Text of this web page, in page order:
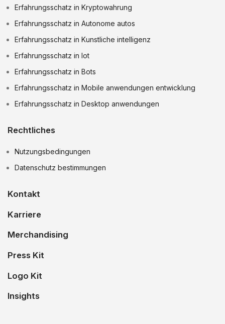
Erfahrungsschatz in Kryptowahrung
Erfahrungsschatz in Autonome autos
Erfahrungsschatz in Kunstliche intelligenz
Erfahrungsschatz in Iot
Erfahrungsschatz in Bots
Erfahrungsschatz in Mobile anwendungen entwicklung
Erfahrungsschatz in Desktop anwendungen
Rechtliches
Nutzungsbedingungen
Datenschutz bestimmungen
Kontakt
Karriere
Merchandising
Press Kit
Logo Kit
Insights